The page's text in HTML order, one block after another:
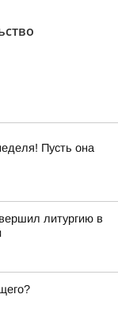
Пусть она
литургию в